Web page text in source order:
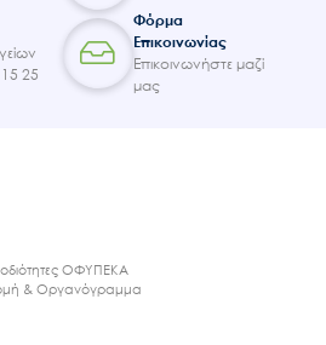
25
Φόρμα
Επικοινωνίας
Επικοινωνήστε μαζί
μας
ΟΦΥΠΕΚΑ
& Οργανόγραμμα